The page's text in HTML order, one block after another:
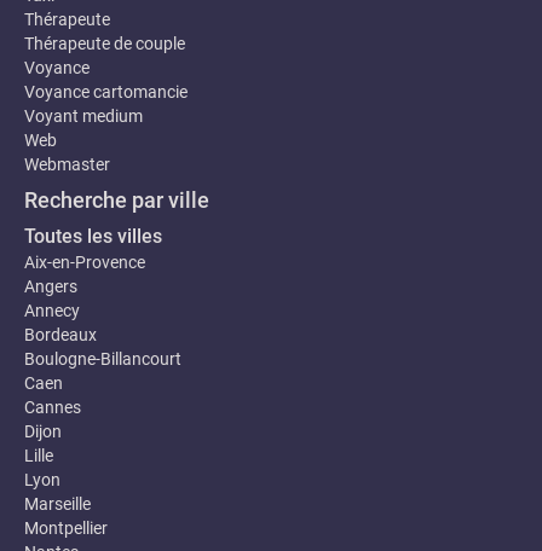
Thérapeute
Thérapeute de couple
Voyance
Voyance cartomancie
Voyant medium
Web
Webmaster
Recherche par ville
Toutes les villes
Aix-en-Provence
Angers
Annecy
Bordeaux
Boulogne-Billancourt
Caen
Cannes
Dijon
Lille
Lyon
Marseille
Montpellier